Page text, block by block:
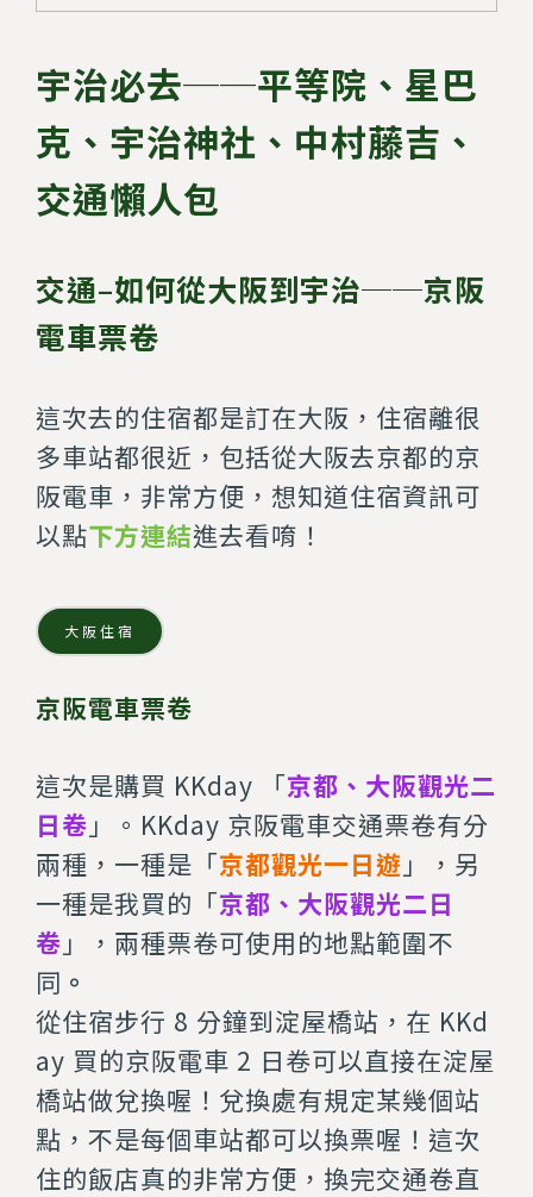
宇治必去──平等院、星巴
克、宇治神社、中村藤吉、
交通懶人包
交通–如何從大阪到宇治──京阪
電車票卷
這次去的住宿都是訂在大阪，住宿離很
多車站都很近，包括從大阪去京都的京
阪電車，非常方便，想知道住宿資訊可
以點下方連結進去看唷！
大阪住宿
京阪電車票卷
這次是購買 KKday 「京都、大阪觀光二
日卷 」。KKday 京阪電車交通票卷有分
兩種 ，一種是「京都觀光一日遊 」，另
一種是我買的「京都、大阪觀光二日
卷 」，兩種票卷可使用的地點範圍不
同 。
從住宿步行 8 分鐘到淀屋橋站，在 KKd
ay 買的京阪電車 2 日卷可以直接在淀屋
橋站做兌換喔！兌換處有規定某幾個站
點，不是每個車站都可以換票喔！這次
住的飯店真的非常方便，換完交通卷直